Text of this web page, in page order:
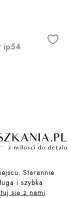
shower ip54
Starannie
i szybka
się z nami.